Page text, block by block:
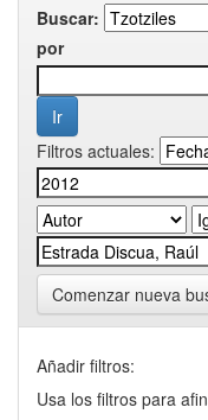
Buscar:
por
Filtros actuales:
Comenzar nueva
Añadir filtros:
Usa los filtros para